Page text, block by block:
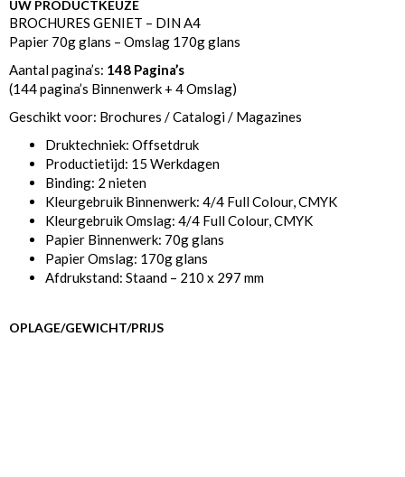
UW PRODUCTKEUZE
BROCHURES GENIET – DIN A4
Papier 70g glans – Omslag 170g glans
Aantal pagina’s: 148 Pagina’s
(144 pagina’s Binnenwerk + 4 Omslag)
Geschikt voor: Brochures / Catalogi / Magazines
Druktechniek: Offsetdruk
Productietijd: 15 Werkdagen
Binding: 2 nieten
Kleurgebruik Binnenwerk: 4/4 Full Colour, CMYK
Kleurgebruik Omslag: 4/4 Full Colour, CMYK
Papier Binnenwerk: 70g glans
Papier Omslag: 170g glans
Afdrukstand: Staand – 210 x 297 mm
OPLAGE/GEWICHT/PRIJS